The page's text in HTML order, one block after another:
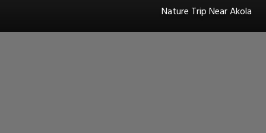
Nature Trip Near Akola